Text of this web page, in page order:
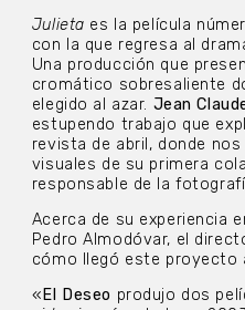
Julieta es la película
con la que regresa al
Una producción que
cromático sobresaliente
elegido al azar. Jean
estupendo trabajo que
revista de abril, donde
visuales de su primera
responsable de la
Acerca de su experiencia
Pedro Almodóvar, el
cómo llegó este proyecto
«El Deseo produjo dos